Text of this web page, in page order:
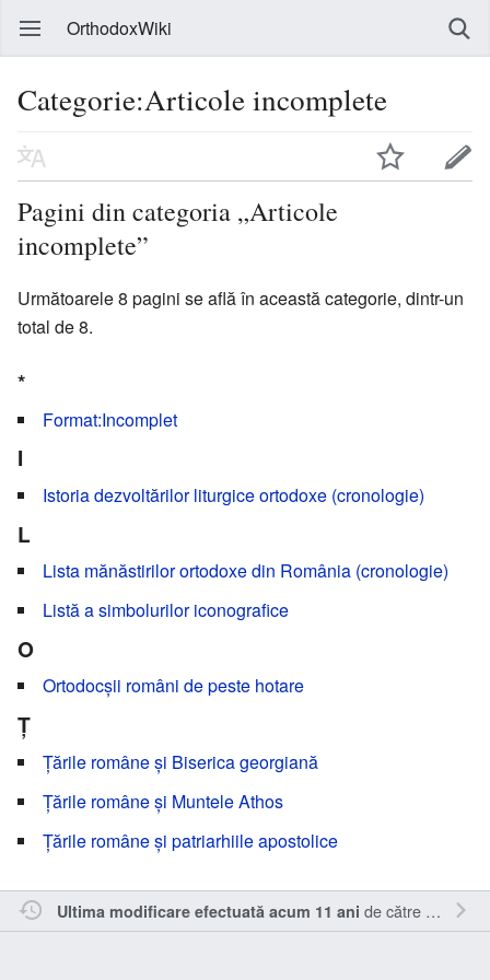
OrthodoxWiki
Categorie:Articole incomplete
Pagini din categoria „Articole
incomplete”
Următoarele 8 pagini se află în această categorie, dintr-un
total de 8.
*
Format:Incomplet
I
Istoria dezvoltărilor liturgice ortodoxe (cronologie)
L
Lista mănăstirilor ortodoxe din România (cronologie)
Listă a simbolurilor iconografice
O
Ortodocșii români de peste hotare
Ț
Țările române și Biserica georgiană
Țările române și Muntele Athos
Țările române și patriarhiile apostolice
Ultima modificare efectuată acum 11 ani de către Sîmbotin